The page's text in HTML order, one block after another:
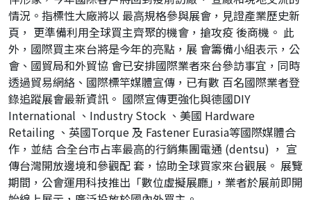
情況。指標性⼤廠將以 最⾼規格參與展會，⾒證產業歷史新
⾴， 更準備利⽤全球買主⿑聚的機會，搶攻疫 後商機。 此
外，國際買主來台將是今年的亮點，展 會籌備⼩組表⽰，公
會、國貿局和外貿協 會已安排國際業者來台參訪事宜，同時
透過貿易網絡、國際標竿媒體宣傳，已有數 百名國際業者登
錄追蹤展會最新資訊。 國際宣傳更強化與德國DIY
International 、Industry Stock 、美國 Hardware
Retailing 、英國Torque 及 Fastener Eurasia等國際媒體合
作，並結 合全台市占率最⾼的⾏銷集團電通 (dentsu) ， 宣
傳台灣開放邊境和參觀配 套，協助全球買家來台觀展。 展覽
期間，公會運⽤科技推出「數位虛擬展廳｣，業者於展前即開